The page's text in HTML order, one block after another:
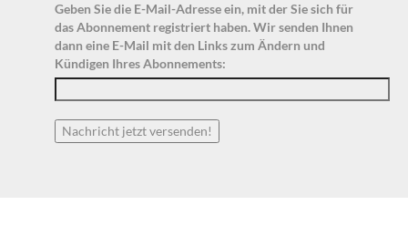
Geben Sie die E-Mail-Adresse ein, mit der Sie sich für
das Abonnement registriert haben. Wir senden Ihnen
dann eine E-Mail mit den Links zum Ändern und
Kündigen Ihres Abonnements: